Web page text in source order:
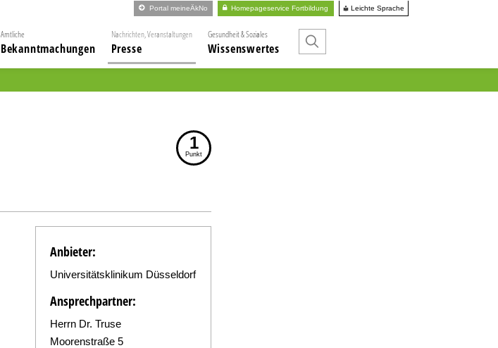
Portal meineÄkNo Homepageservice Fortbildung Leichte Sprache
Amtliche
Bekanntmachungen
Nachrichten, Veranstaltungen
Presse
Gesundheit & Soziales
Wissenswertes
1
Punkt
Anbieter:
Universitätsklinikum Düsseldorf
Ansprechpartner:
Herrn Dr. Truse
Moorenstraße 5